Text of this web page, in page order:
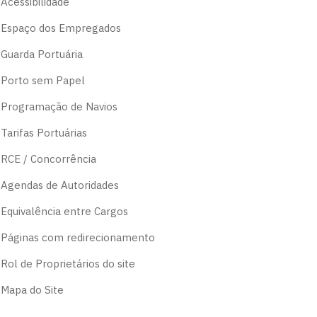
Espaço dos Empregados
Guarda Portuária
Porto sem Papel
Programação de Navios
Tarifas Portuárias
RCE / Concorrência
Agendas de Autoridades
Equivalência entre Cargos
Páginas com redirecionamento
Rol de Proprietários do site
Mapa do Site